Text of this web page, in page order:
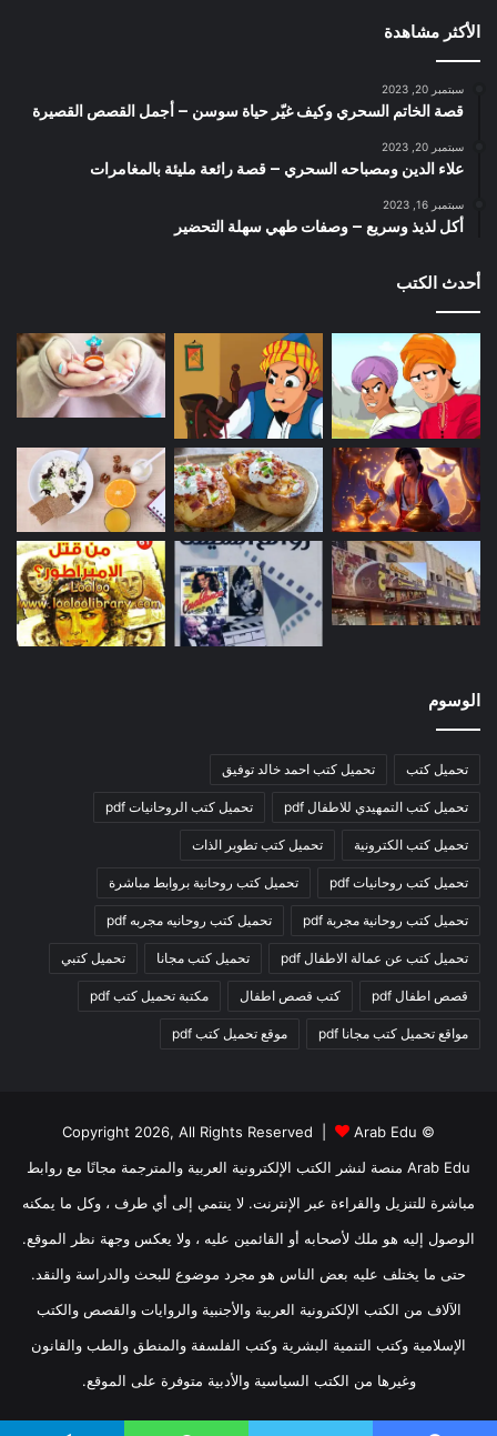
الأكثر مشاهدة
سبتمبر 20, 2023
قصة الخاتم السحري وكيف غيّر حياة سوسن – أجمل القصص القصيرة
سبتمبر 20, 2023
علاء الدين ومصباحه السحري – قصة رائعة مليئة بالمغامرات
سبتمبر 16, 2023
أكل لذيذ وسريع – وصفات طهي سهلة التحضير
أحدث الكتب
الوسوم
تحميل كتب تحميل كتب احمد خالد توفيق
تحميل كتب التمهيدي للاطفال pdf تحميل كتب الروحانيات pdf
تحميل كتب الكترونية تحميل كتب تطوير الذات
تحميل كتب روحانيات pdf تحميل كتب روحانية بروابط مباشرة
تحميل كتب روحانية مجربة pdf تحميل كتب روحانيه مجربه pdf
تحميل كتب عن عمالة الاطفال pdf تحميل كتب مجانا تحميل كتبي
قصص اطفال pdf كتب قصص اطفال مكتبة تحميل كتب pdf
مواقع تحميل كتب مجانا pdf موقع تحميل كتب pdf
© Copyright 2026, All Rights Reserved |
Arab Edu
Arab Edu منصة لنشر الكتب الإلكترونية العربية والمترجمة مجانًا مع روابط
مباشرة للتنزيل والقراءة عبر الإنترنت. لا ينتمي إلى أي طرف ، وكل ما يمكنه
الوصول إليه هو ملك لأصحابه أو القائمين عليه ، ولا يعكس وجهة نظر الموقع.
حتى ما يختلف عليه بعض الناس هو مجرد موضوع للبحث والدراسة والنقد.
الآلاف من الكتب الإلكترونية العربية والأجنبية والروايات والقصص والكتب
الإسلامية وكتب التنمية البشرية وكتب الفلسفة والمنطق والطب والقانون
وغيرها من الكتب السياسية والأدبية متوفرة على الموقع.